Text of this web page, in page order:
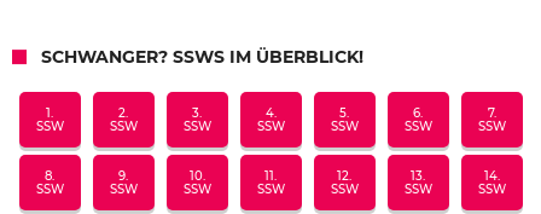
SCHWANGER? SSWS IM ÜBERBLICK!
1.
SSW
2.
SSW
3.
SSW
4.
SSW
5.
SSW
6.
SSW
7.
SSW
8.
SSW
9.
SSW
10.
SSW
11.
SSW
12.
SSW
13.
SSW
14.
SSW